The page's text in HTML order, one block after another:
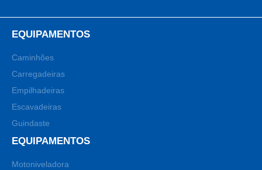
EQUIPAMENTOS
Caminhões
Carregadeiras
Empilhadeiras
Escavadeiras
Guindaste
EQUIPAMENTOS
Motoniveladora